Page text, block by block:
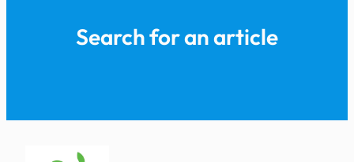
Search for an article